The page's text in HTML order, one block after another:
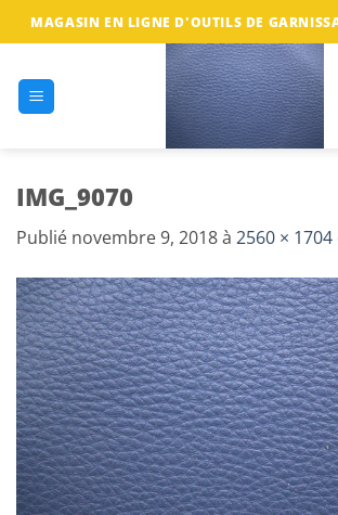
Passer
au
MAGASIN EN LIGNE D'OUTILS DE
IMG_9070
Publié novembre 9, 2018à 2560 × 1704